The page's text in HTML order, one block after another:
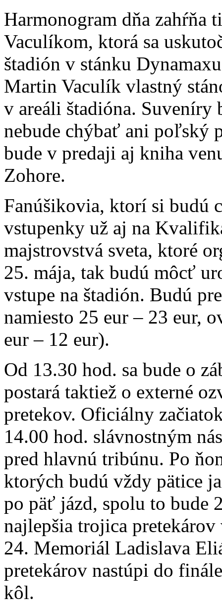
Harmonogram dňa zahŕňa
Vaculíkom, ktorá sa
štadión v stánku
Martin Vaculík vlastný
v areáli štadióna. Suveníry
nebude chýbať ani poľský
bude v predaji aj kniha
Zohore.
Fanúšikovia, ktorí si budú
vstupenky už aj na
majstrovstvá sveta, ktoré
25. mája, tak budú môcť
vstupe na štadión. Budú
namiesto 25 eur – 23 eur,
eur – 12 eur).
Od 13.30 hod. sa bude o
postará taktiež o externé
pretekov. Oficiálny
14.00 hod. slávnostným
pred hlavnú tribúnu. Po
ktorých budú vždy pätice
po päť jázd, spolu to bude
najlepšia trojica
24. Memoriál Ladislava
pretekárov nastúpi do
kôl.